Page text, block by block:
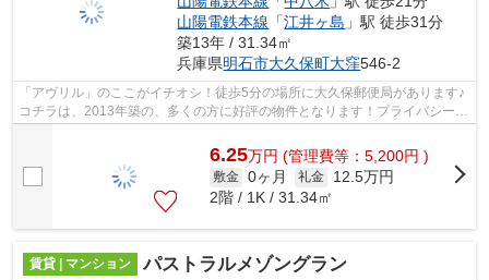
山陽電鉄本線 「江井ヶ島 」駅 徒歩31分
築13年 / 31.34㎡
兵庫県明石市大久保町大窪546-2
「アヴリル」のここがイチオシ！徒歩5分の場所に大久保郵便局があります♪
コチラは、2013年築の、多くの方に好評の物件となります！プライバシーに
も配慮した防音性の高いマンション☆山...
6.25万円 (管理費等：5,200円 )
敷金 0ヶ月 礼金
12.5万円
2階 / 1K / 31.34㎡
賃貸 | マンション パストラルメゾングラン